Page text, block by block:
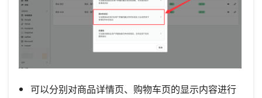
可以分别对商品详情页、购物车页的显示内容进行